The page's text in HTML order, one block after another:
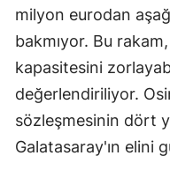
milyon eurodan
bakmıyor. Bu
kapasitesini
değerlendiriliyor.
sözleşmesinin dört
Galatasaray'ın elini